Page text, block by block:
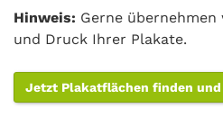
Hinweis: Gerne
und Druck Ihrer Plakate.
Jetzt Plakatflächen finden